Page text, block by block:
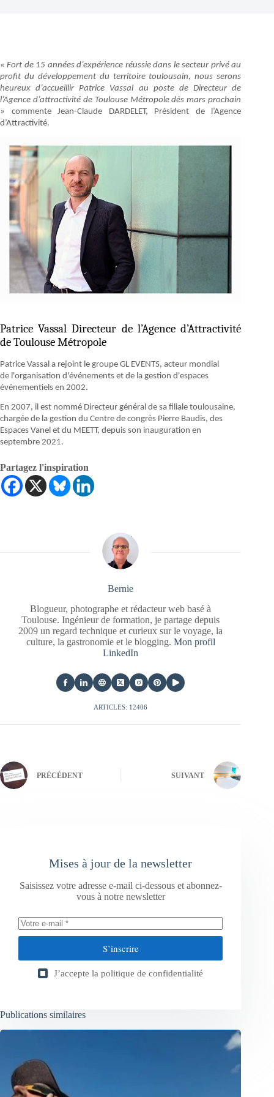
« Fort de 15 années d’expérience réussie dans le secteur privé au
profit du développement du territoire toulousain, nous serons
heureux d’accueillir Patrice Vassal au poste de Directeur de
l’Agence d’attractivité de Toulouse Métropole dès mars prochain
» commente Jean-Claude DARDELET, Président de l’Agence
d’Attractivité.
Patrice Vassal Directeur de l’Agence d’Attractivité
de Toulouse Métropole
Patrice Vassal a rejoint le groupe GL EVENTS, acteur mondial
de l'organisation d'événements et de la gestion d'espaces
événementiels en 2002.
En 2007, il est nommé Directeur général de sa filiale toulousaine,
chargée de la gestion du Centre de congrès Pierre Baudis, des
Espaces Vanel et du MEETT, depuis son inauguration en
septembre 2021.
Partagez l'inspiration
Bernie
Blogueur, photographe et rédacteur web basé à
Toulouse. Ingénieur de formation, je partage depuis
2009 un regard technique et curieux sur le voyage, la
culture, la gastronomie et le blogging. Mon profil
LinkedIn
ARTICLES: 12406
PRÉCÉDENT SUIVANT
Mises à jour de la newsletter
Saisissez votre adresse e-mail ci-dessous et abonnez-
vous à notre newsletter
S’inscrire
J’accepte la politique de confidentialité
Publications similaires